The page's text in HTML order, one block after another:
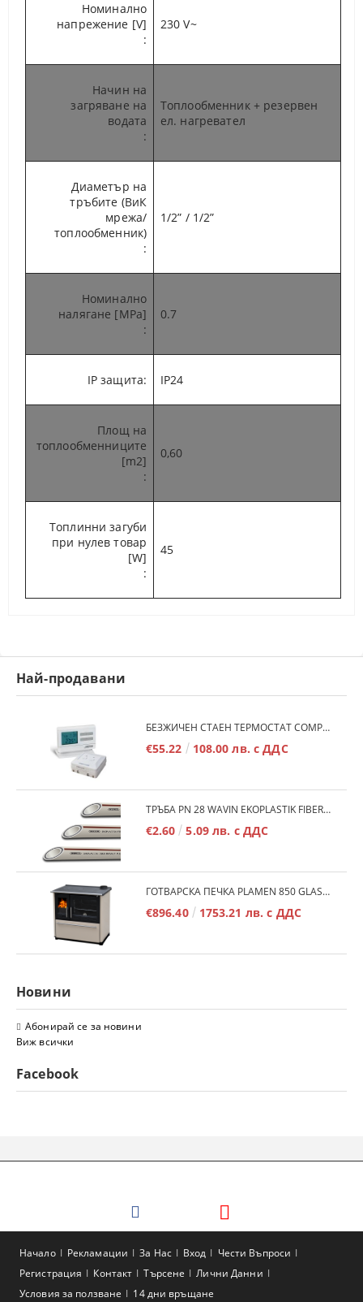
Номинално
напрежение [V]
:
230 V~
Начин на
загряване на
водата
:
Топлообменник + резервен
ел. нагревател
Диаметър на
тръбите (ВиК
мрежа/
топлообменник)
:
1/2” / 1/2”
Номинално
налягане [MPa]
:
0.7
IP защита: IP24
Площ на
топлообменниците
[m2]
:
0,60
Топлинни загуби
при нулев товар
[W]
:
45
Най-продавани
БЕЗЖИЧЕН СТАЕН ТЕРМОСТАТ COMPUTHERM Q7RF
€55.22 108.00 лв. с ДДС
ТРЪБА PN 28 WAVIN EKOPLASTIK FIBER BASALT PLUS - 3М/БР.
€2.60 5.09 лв. с ДДС
ГОТВАРСКА ПЕЧКА PLAMEN 850 GLAS 11KW
€896.40 1753.21 лв. с ДДС
Новини
Абонирай се за новини
Виж всички
Facebook
Начало Рекламации За Нас Вход
Чести Въпроси
Регистрация
Контакт Търсене
Лични Данни
Условия за ползване
14 дни връщане